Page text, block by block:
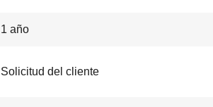
1 año
Solicitud del cliente